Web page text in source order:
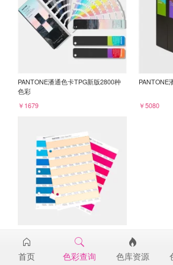
PANTONE潘通色卡TPG新版2800种
色彩
￥1679
PANTONE
￥5080
13-1026TPG
￥98
首页 色彩查询 色库资源